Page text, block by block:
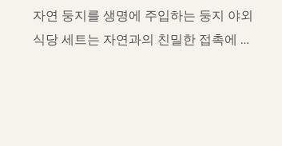
HB74-54
자연 둥지를 생명에 주입하는 둥지 야외
식당 세트는 자연과의 친밀한 접촉에 대